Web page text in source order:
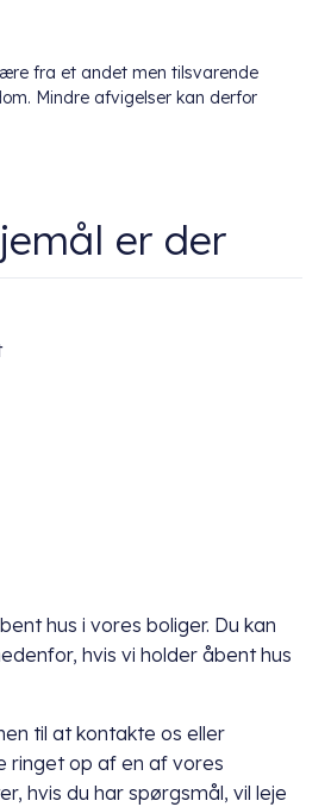
fra et andet men tilsvarende
Mindre afvigelser kan derfor
er der
hus i vores boliger. Du kan
hvis vi holder åbent hus
til at kontakte os eller
ringet op af en af vores
hvis du har spørgsmål, vil leje